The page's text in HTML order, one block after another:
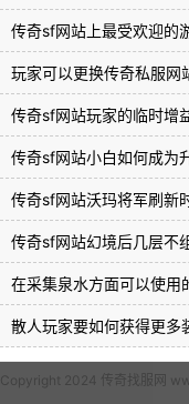
传奇sf网站上最受欢迎的
玩家可以更换传奇私服网
传奇sf网站玩家的临时增
传奇sf网站小白如何成为
传奇sf网站沃玛将军刷新
传奇sf网站幻境后几层不
在采集泉水方面可以使用
散人玩家要如何获得更多
Copyright 2024 传奇找服网